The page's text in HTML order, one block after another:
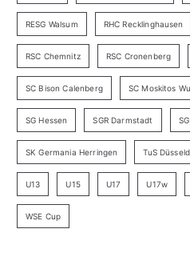
RESG Walsum RHC Recklinghausen
RSC Chemnitz RSC Cronenberg
SC Bison Calenberg SC Moskitos
SG Hessen SGR Darmstadt
SK Germania Herringen TuS
U13 U15 U17 U17w
WSE Cup